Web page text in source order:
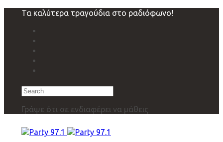
navigation
Τα καλύτερα τραγούδια στο ραδιόφωνο!
Search
Γράψε ότι σε ενδιαφέρει να μάθεις